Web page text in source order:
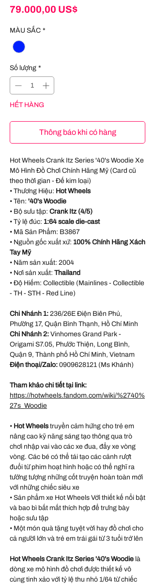
79.000,00 US$Giá
MÀU SẮC *
Số lượng *
HẾT HÀNG
Thông báo khi có hàng
Hot Wheels Crank Itz Series '40's Woodie Xe
Mô Hình Đồ Chơi Chính Hãng Mỹ (Card cũ
theo thời gian - Đế kim loại)
• Thương Hiệu: Hot Wheels
• Tên: '40's Woodie
• Bộ sưu tập: Crank Itz (4/5)
• Tỷ lệ đúc: 1:64 scale die-cast
• Mã Sản Phẩm: B3867
• Nguồn gốc xuất xứ: 100% Chính Hãng Xách
Tay Mỹ
• Năm sản xuất: 2004
• Nơi sản xuất: Thailand
• Độ Hiếm: Collectible (Mainlines - Collectible
- TH - STH - Red Line)
Chi Nhánh 1: 236/26E Điện Biên Phủ,
Phường 17, Quận Bình Thạnh, Hồ Chí Minh
Chi Nhánh 2: Vinhomes Grand Park -
Origami S7.05, Phước Thiện, Long Bình,
Quận 9, Thành phố Hồ Chí Minh, Vietnam
Điện thoại/Zalo: 0909628121 (Ms Khánh)
Tham khảo chi tiết tại link:
https://hotwheels.fandom.com/wiki/%2740%
27s_Woodie
• Hot Wheelstruyền cảm hứng cho trẻ em
nâng cao kỹ năng sáng tạo thông qua trò
chơi nhập vai vào các xe đua, đẩy xe vòng
vòng. Các bé có thể tái tạo các cảnh rượt
đuổi từ phim hoạt hình hoặc có thể nghĩ ra
tưởng tượng những cốt truyện hoàn toàn mới
với những chiếc siêu xe
• Sản phẩm xe Hot Wheels Với thiết kế nổi bật
và bao bì bắt mắt thích hợp để trưng bày
hoặc sưu tập
• Một món quà tặng tuyệt vời hay đồ chơi cho
cả người lớn và trẻ em trái gái từ 3 tuổi trở lên
Hot Wheels Crank Itz Series '40's Woodie là
dòng xe mô hình đồ chơi được thiết kế vô
cùng tinh xảo với tỷ lệ thu nhỏ 1/64 từ chiếc